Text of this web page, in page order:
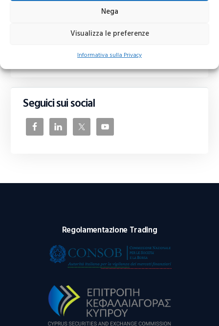
Nega
Visualizza le preferenze
Informativa sulla Privacy
vende in Borsa? La
guida completa
Seguici sui social
Regolamentazione Trading